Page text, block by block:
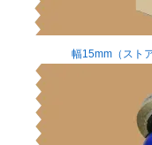
幅15mm（スト